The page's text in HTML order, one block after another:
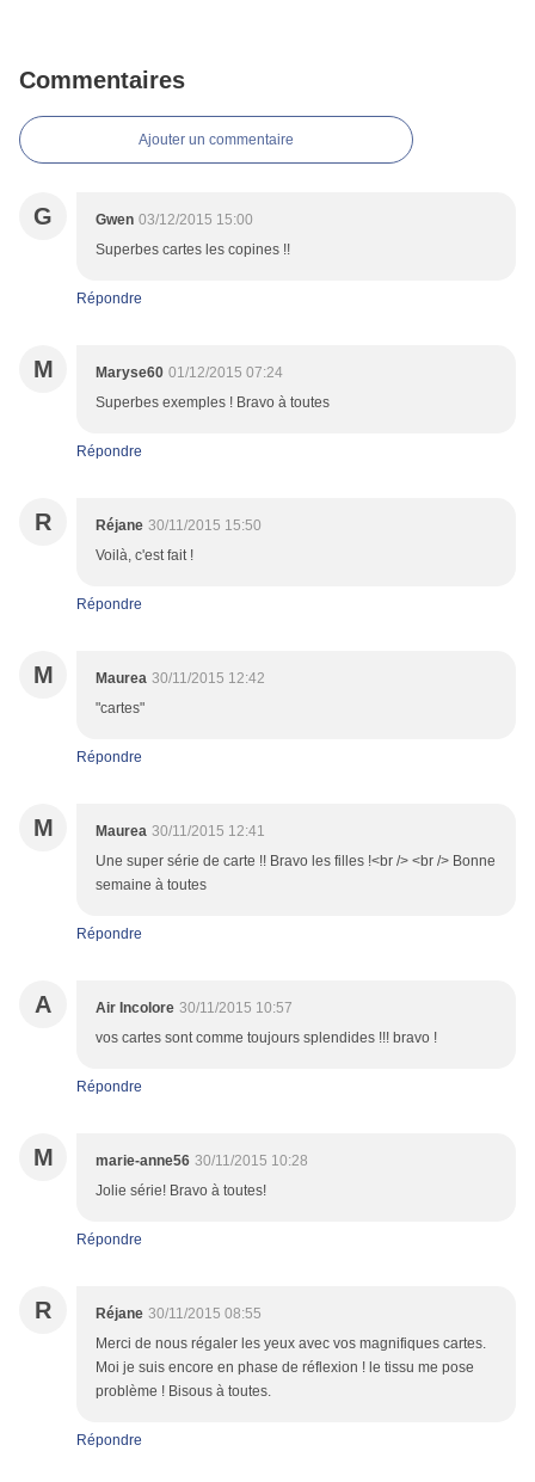
Commentaires
Ajouter un commentaire
G Gwen 03/12/2015 15:00
Superbes cartes les copines !!
Répondre
M Maryse60 01/12/2015 07:24
Superbes exemples ! Bravo à toutes
Répondre
R Réjane 30/11/2015 15:50
Voilà, c'est fait !
Répondre
M Maurea 30/11/2015 12:42
"cartes"
Répondre
M Maurea 30/11/2015 12:41
Une super série de carte !! Bravo les filles !<br /> <br /> Bonne
semaine à toutes
Répondre
A Air Incolore 30/11/2015 10:57
vos cartes sont comme toujours splendides !!! bravo !
Répondre
M marie-anne56 30/11/2015 10:28
Jolie série! Bravo à toutes!
Répondre
R Réjane 30/11/2015 08:55
Merci de nous régaler les yeux avec vos magnifiques cartes.
Moi je suis encore en phase de réflexion ! le tissu me pose
problème ! Bisous à toutes.
Répondre